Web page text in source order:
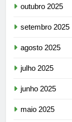
outubro 2025
setembro 2025
agosto 2025
julho 2025
junho 2025
maio 2025